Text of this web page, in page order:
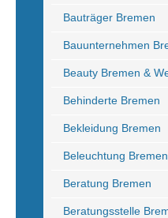
Bauträger Bremen
Bauunternehmen
Beauty Bremen &
Behinderte Bremen
Bekleidung Bremen
Beleuchtung
Beratung Bremen
Beratungsstelle